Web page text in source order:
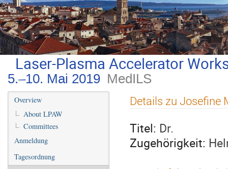
Laser-Plasma Accelerator
5.–10. Mai 2019 MedILS
Veranstaltungsmenü
Overview
About LPAW
Committees
Anmeldung
Tagesordnung
Details zu Josefine
Titel: Dr.
Zugehörigkeit: